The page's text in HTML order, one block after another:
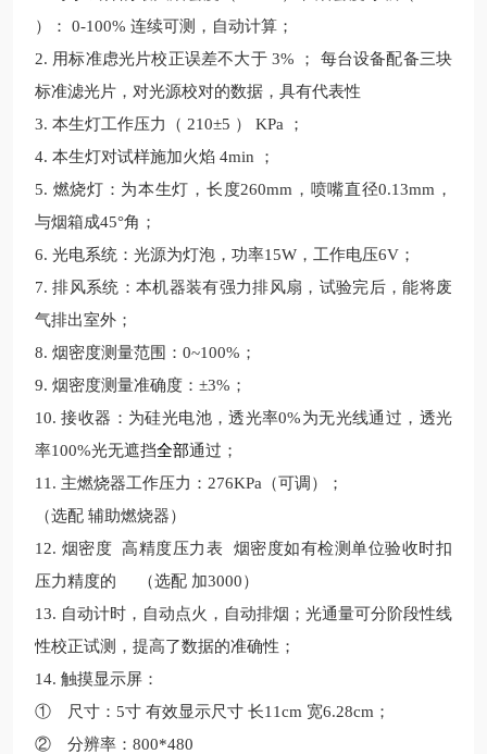
）： 0-100% 连续可测，自动计算；
2. 用标准虑光片校正误差不大于 3% ； 每台设备配备三块
标准滤光片，对光源校对的数据，具有代表性
3. 本生灯工作压力（ 210±5 ） KPa ；
4. 本生灯对试样施加火焰 4min ；
5. 燃烧灯：为本生灯，长度260mm，喷嘴直径0.13mm，
与烟箱成45°角；
6. 光电系统：光源为灯泡，功率15W，工作电压6V；
7. 排风系统：本机器装有强力排风扇，试验完后，能将废
气排出室外；
8. 烟密度测量范围：0~100%；
9. 烟密度测量准确度：±3%；
10. 接收器：为硅光电池，透光率0%为无光线通过，透光
率100%光无遮挡全部通过；
11. 主燃烧器工作压力：276KPa（可调）；
（选配 辅助燃烧器）
12. 烟密度 高精度压力表 烟密度如有检测单位验收时扣
压力精度的 （选配 加3000）
13. 自动计时，自动点火，自动排烟；光通量可分阶段性线
性校正试测，提高了数据的准确性；
14. 触摸显示屏：
① 尺寸：5寸 有效显示尺寸 长11cm 宽6.28cm；
② 分辨率：800*480